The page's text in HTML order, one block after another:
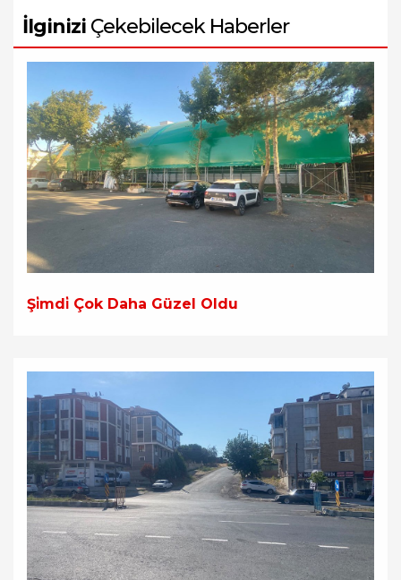
İlginizi Çekebilecek Haberler
Şi̇mdi̇ Çok Daha Güzel Oldu